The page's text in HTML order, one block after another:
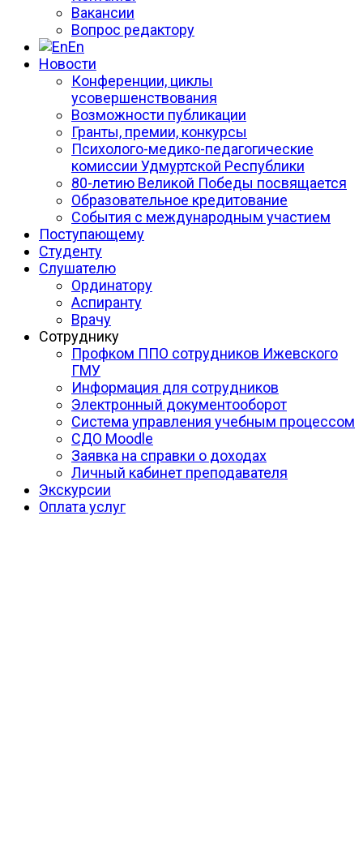
Вакансии
Вопрос редактору
En
Новости
Конференции, циклы
усовершенствования
Возможности публикации
Гранты, премии, конкурсы
Психолого-медико-педагогические
комиссии Удмуртской Республики
80-летию Великой Победы посвящается
Образовательное кредитование
События с международным участием
Поступающему
Студенту
Слушателю
Ординатору
Аспиранту
Врачу
Сотруднику
Профком ППО сотрудников Ижевского
ГМУ
Информация для сотрудников
Электронный документооборот
Система управления учебным процессом
СДО Moodle
Заявка на справки о доходах
Личный кабинет преподавателя
Экскурсии
Оплата услуг